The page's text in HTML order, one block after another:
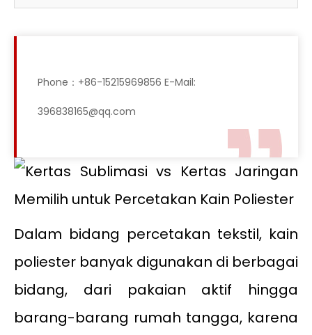
Phone：+86-15215969856 E-Mail:
396838165@qq.com
Dalam bidang percetakan tekstil, kain
poliester banyak digunakan di berbagai
bidang, dari pakaian aktif hingga
barang-barang rumah tangga, karena